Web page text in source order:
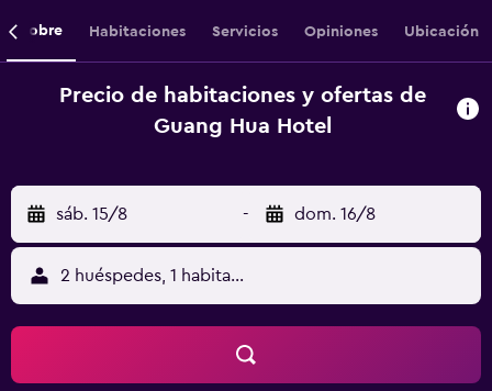
Sobre Habitaciones Servicios Opiniones Ubicación
Precio de habitaciones y ofertas de
Guang Hua Hotel
sáb. 15/8 - dom. 16/8
2 huéspedes, 1 habitación